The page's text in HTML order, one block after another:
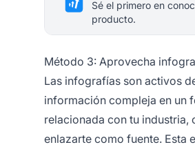
Sé el primero en
producto.
Método 3: Aprovecha
Las infografías son activos
información compleja en un
relacionada con tu industria,
enlazarte como fuente. Esta